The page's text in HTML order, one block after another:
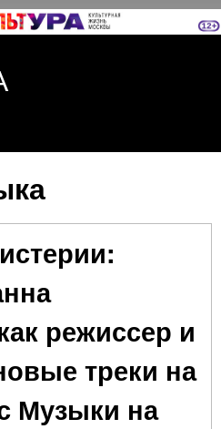
к основному
режиссер и
треки на
Музыки на